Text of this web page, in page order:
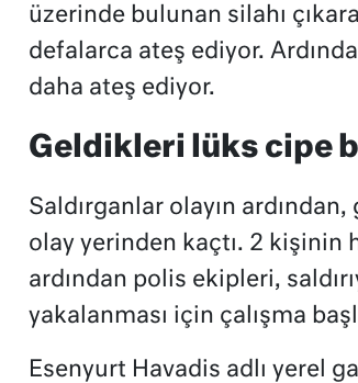
üzerinde bulunan silahı
defalarca ateş ediyor.
daha ateş ediyor.
Geldikleri lüks cipe
Saldırganlar olayın
olay yerinden kaçtı. 2 kişinin
ardından polis ekipleri,
yakalanması için çalışma
Esenyurt Havadis adlı yerel